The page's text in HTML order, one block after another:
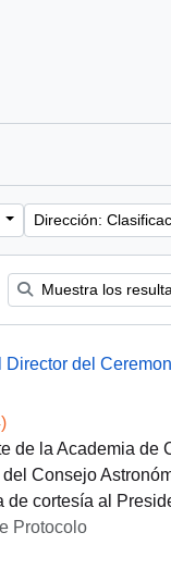
Dirección:
Muestra los
de la Academia de
Consejo
de cortesía al
Protocolo